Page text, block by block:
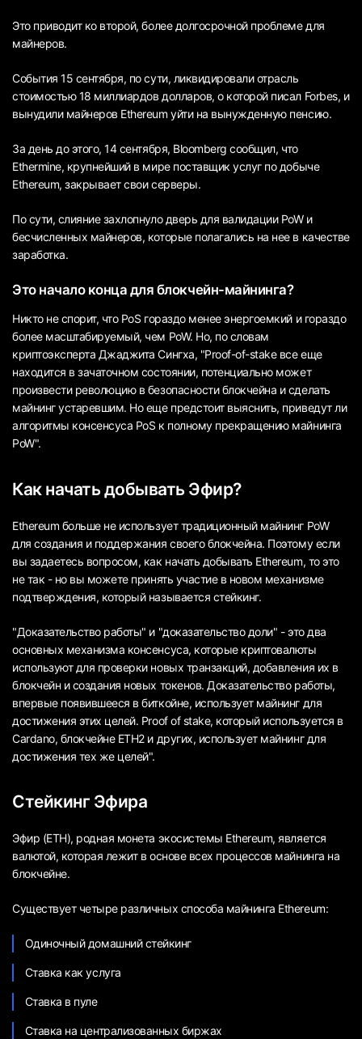
Это приводит ко второй, более долгосрочной проблеме для
майнеров.
События 15 сентября, по сути, ликвидировали отрасль
стоимостью 18 миллиардов долларов, о которой писал Forbes, и
вынудили майнеров Ethereum уйти на вынужденную пенсию.
За день до этого, 14 сентября, Bloomberg сообщил, что
Ethermine, крупнейший в мире поставщик услуг по добыче
Ethereum, закрывает свои серверы.
По сути, слияние захлопнуло дверь для валидации PoW и
бесчисленных майнеров, которые полагались на нее в качестве
заработка.
Это начало конца для блокчейн-майнинга?
Никто не спорит, что PoS гораздо менее энергоемкий и гораздо
более масштабируемый, чем PoW. Но, по словам
криптоэксперта Джаджита Сингха, "Proof-of-stake все еще
находится в зачаточном состоянии, потенциально может
произвести революцию в безопасности блокчейна и сделать
майнинг устаревшим. Но еще предстоит выяснить, приведут ли
алгоритмы консенсуса PoS к полному прекращению майнинга
PoW".
Как начать добывать Эфир?
Ethereum больше не использует традиционный майнинг PoW
для создания и поддержания своего блокчейна. Поэтому если
вы задаетесь вопросом, как начать добывать Ethereum, то это
не так - но вы можете принять участие в новом механизме
подтверждения, который называется стейкинг.
"Доказательство работы" и "доказательство доли" - это два
основных механизма консенсуса, которые криптовалюты
используют для проверки новых транзакций, добавления их в
блокчейн и создания новых токенов. Доказательство работы,
впервые появившееся в биткойне, использует майнинг для
достижения этих целей. Proof of stake, который используется в
Cardano, блокчейне ETH2 и других, использует майнинг для
достижения тех же целей".
Стейкинг Эфира
Эфир (ETH), родная монета экосистемы Ethereum, является
валютой, которая лежит в основе всех процессов майнинга на
блокчейне.
Существует четыре различных способа майнинга Ethereum:
Одиночный домашний стейкинг
Ставка как услуга
Ставка в пуле
Ставка на централизованных биржах